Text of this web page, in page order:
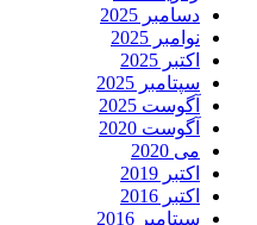
دسامبر 2025
نوامبر 2025
اکتبر 2025
سپتامبر 2025
آگوست 2025
آگوست 2020
می 2020
اکتبر 2019
اکتبر 2016
سپتامبر 2016